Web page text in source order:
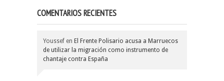
COMENTARIOS RECIENTES
Youssef en El Frente Polisario acusa a Marruecos
de utilizar la migración como instrumento de
chantaje contra España